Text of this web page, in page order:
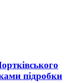
підробки